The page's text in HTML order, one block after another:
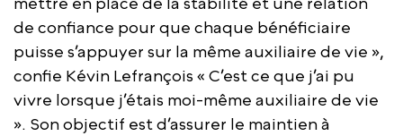
de confiance pour que chaque bénéficiaire
puisse s’appuyer sur la même auxiliaire de vie »,
confie Kévin Lefrançois « C’est ce que j’ai pu
vivre lorsque j’étais moi-même auxiliaire de vie
». Son objectif est d’assurer le maintien à